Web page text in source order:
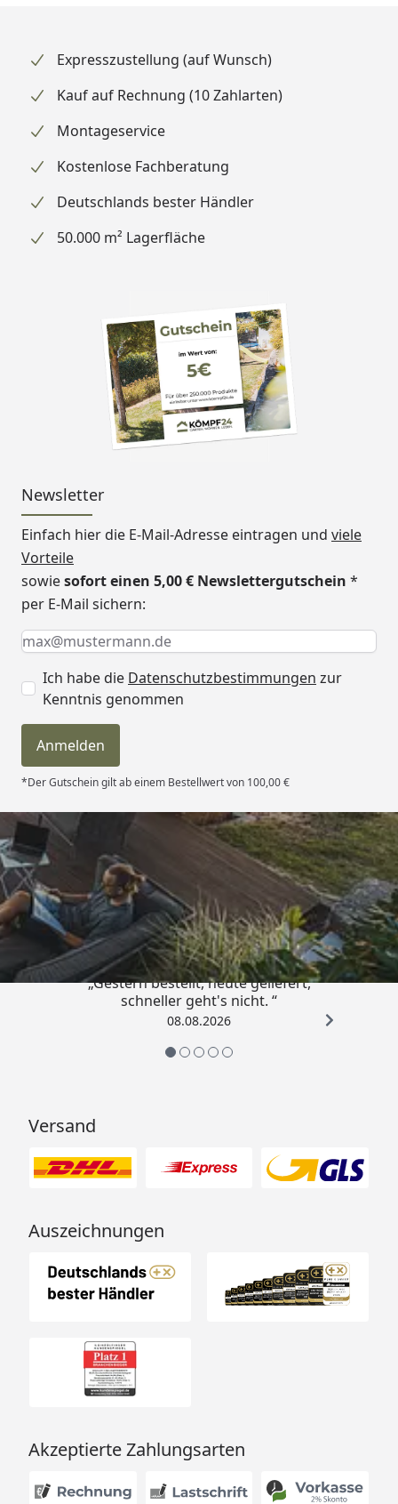
Expresszustellung (auf Wunsch)
Kauf auf Rechnung (10 Zahlarten)
Montageservice
Kostenlose Fachberatung
Deutschlands bester Händler
50.000 m² Lagerfläche
Newsletter
Einfach hier die E-Mail-Adresse eintragen und viele
Vorteile
sowiesofort einen 5,00 € Newslettergutschein *
per E-Mail sichern:
Keine Eingabe erforderlich
Eingabe erforderlich
E-Mail *
Ich habe die Datenschutzbestimmungen zur
Kenntnis genommen
Anmelden
*Der Gutschein gilt ab einem Bestellwert von 100,00 €
Trusted Shops
4,81/ 5
„Gestern bestellt, heute geliefert,
schneller geht's nicht. “
08.08.2026
Versand
Auszeichnungen
Akzeptierte Zahlungsarten